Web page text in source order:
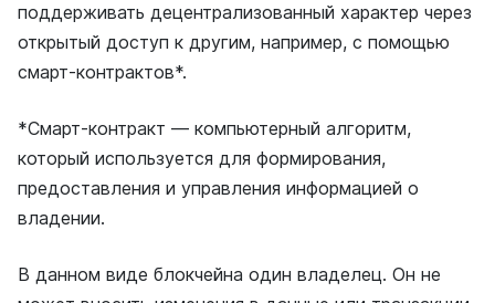
поддерживать децентрализованный характер через
открытый доступ к другим, например, с помощью
смарт-контрактов*.
*Смарт-контракт — компьютерный алгоритм,
который используется для формирования,
предоставления и управления информацией о
владении.
В данном виде блокчейна один владелец. Он не